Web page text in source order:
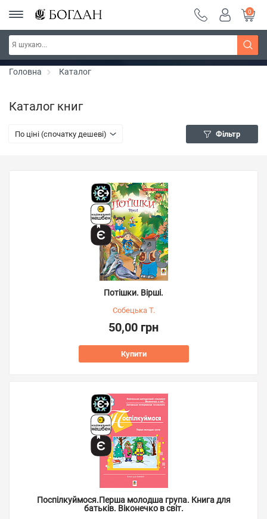
РОЗПРОДАЖ ~ 150 грн ~ 200 грн ~ 250 грн ~
300 грн ~ РОЗПРОДАЖ
Дізнатись більше
0
Головна Каталог
Каталог книг
По ціні (спочатку дешеві) Фільтр
Потішки. Вірші.
Собецька Т.
50,00 грн
Купити
Поспілкуймося.Перша молодша група. Книга для
батьків. Віконечко в світ.